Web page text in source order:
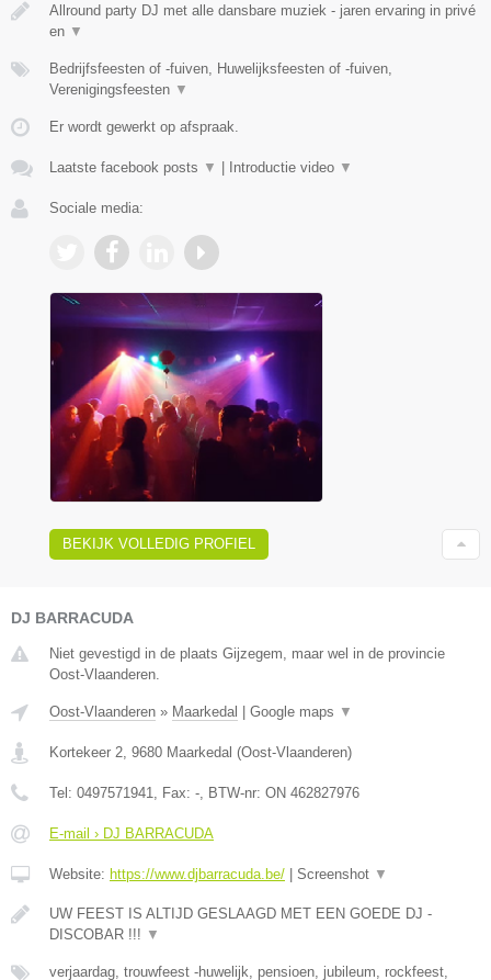
Allround party DJ met alle dansbare muziek - jaren ervaring in privé
en ▼
Bedrijfsfeesten of -fuiven, Huwelijksfeesten of -fuiven,
Verenigingsfeesten ▼
Er wordt gewerkt op afspraak.
Laatste facebook posts ▼ Introductie video ▼
Sociale media:
BEKIJK VOLLEDIG PROFIEL
DJ BARRACUDA
Niet gevestigd in de plaats Gijzegem, maar wel in de provincie
Oost-Vlaanderen.
Oost-Vlaanderen » Maarkedal Google maps ▼
Kortekeer 2, 9680 Maarkedal (Oost-Vlaanderen)
Tel: 0497571941, Fax: -, BTW-nr: ON 462827976
E-mail › DJ BARRACUDA
Website: https://www.djbarracuda.be/ Screenshot ▼
UW FEEST IS ALTIJD GESLAAGD MET EEN GOEDE DJ -
DISCOBAR !!! ▼
verjaardag, trouwfeest -huwelijk, pensioen, jubileum, rockfeest,